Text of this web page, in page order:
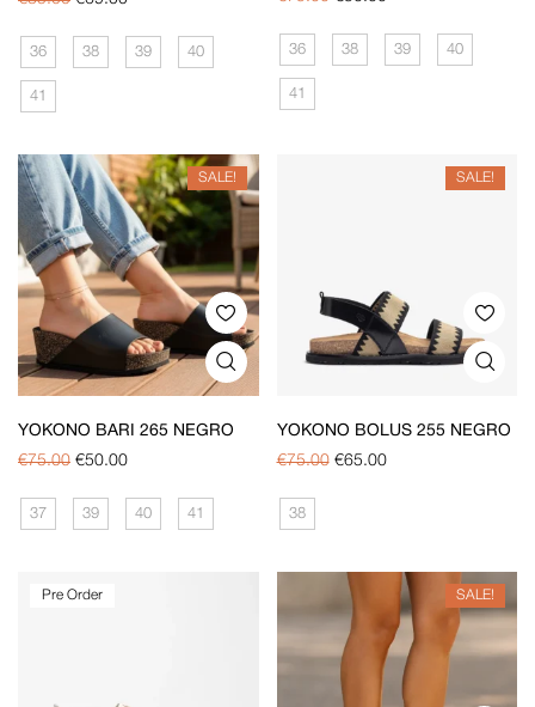
36 38 39 40
41
36 38 39 40
41
SALE!
YOKONO BARI 265 NEGRO
€75.00 €50.00
37 39 40 41
SALE!
YOKONO BOLUS 255 NEGRO
€75.00 €65.00
38
Pre Order SALE!